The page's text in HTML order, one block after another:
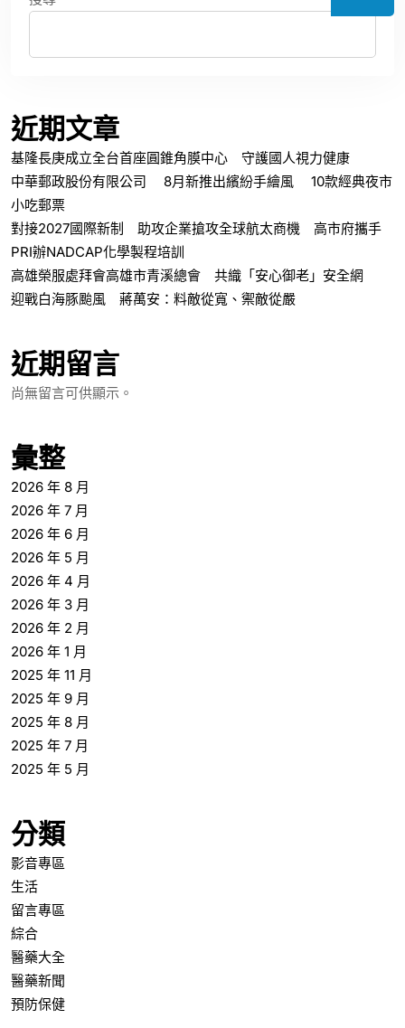
近期文章
基隆長庚成立全台首座圓錐角膜中心 守護國人視力健康
中華郵政股份有限公司 8月新推出繽紛手繪風 10款經典夜市
小吃郵票
對接2027國際新制 助攻企業搶攻全球航太商機 高市府攜手
PRI辦NADCAP化學製程培訓
高雄榮服處拜會高雄市青溪總會 共織「安心御老」安全網
迎戰白海豚颱風 蔣萬安：料敵從寬、禦敵從嚴
近期留言
尚無留言可供顯示。
彙整
2026 年 8 月
2026 年 7 月
2026 年 6 月
2026 年 5 月
2026 年 4 月
2026 年 3 月
2026 年 2 月
2026 年 1 月
2025 年 11 月
2025 年 9 月
2025 年 8 月
2025 年 7 月
2025 年 5 月
分類
影音專區
生活
留言專區
綜合
醫藥大全
醫藥新聞
預防保健